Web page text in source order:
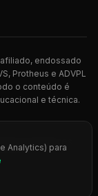
endossado
Protheus e ADVPL
o conteúdo é
e técnica.
Analytics) para